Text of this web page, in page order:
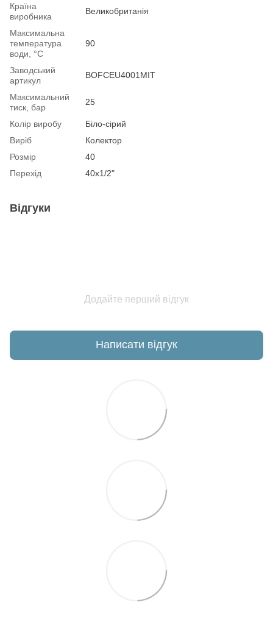
Країна
виробника
Великобританія
Максимальна
температура
води, °С
90
Заводський
артикул
BOFCEU4001MIT
Максимальний
тиск, бар
25
Колір виробу
Біло-сірий
Виріб
Колектор
Розмір
40
Перехід
40х1/2"
Відгуки
Додайте перший відгук
Написати відгук